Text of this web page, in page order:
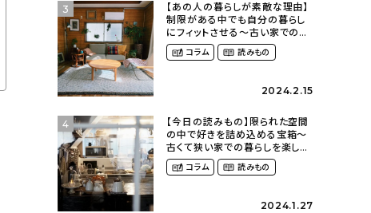
3
【あの人の暮らしが素敵な理由】
制限がある中でも自分の暮らし
にフィットさせる〜古い家での暮
らしを楽しむ（idasanchiさん）
コラム 読みもの
2024.2.15
4
【今日の読みもの】限られた空間
の中で好きを詰め込める宝箱〜
古くて狭い家での暮らしを楽しむ
（2nyan_and_lifestylesさん）
コラム 読みもの
2024.1.27